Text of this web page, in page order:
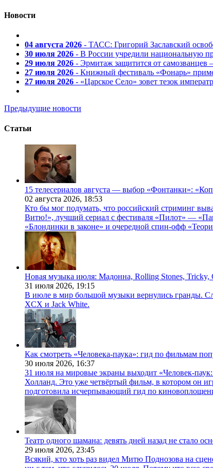
Новости
04 августа 2026 - ТАСС: Григорий Заславский
30 июля 2026 - В России учредили национальную
29 июля 2026 - Эрмитаж защитится от
27 июля 2026 - Книжный фестиваль «Фонарь»
27 июля 2026 - «Царское Село» зовет тезок
Предыдущие новости
Статьи
15 телесериалов августа — выбор «Фонтанки»:
02 августа 2026, 18:53
Кто бы мог подумать, что российский стриминг
Витю!», лучший сериал с фестиваля «Пилот» —
«Блондинки в законе» и очередной спин-офф
Новая музыка июля: Мадонна, Rolling Stones, Tricky,
31 июля 2026, 19:15
В июле в мир большой музыки вернулись гранды.
XCX и Jack White.
Как смотреть «Человека-паука»: гид по фильмам
30 июля 2026, 16:37
31 июля на мировые экраны выходит «Человек-
Холланд. Это уже четвёртый фильм, в котором он
подготовила исчерпывающий гид по
Театр одного шамана: девять дней назад не стало
29 июля 2026, 23:45
Всякий, кто хоть раз видел Митю Поднозова на